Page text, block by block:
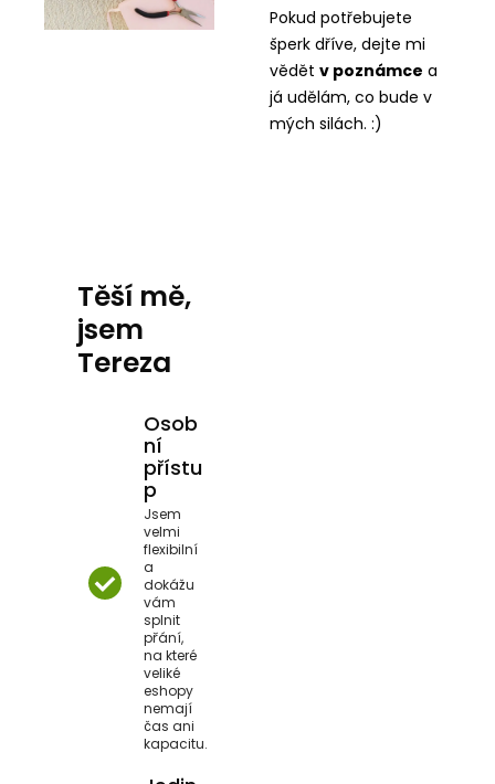
Pokud potřebujete
šperk dříve, dejte mi
vědět v poznámce a
já udělám, co bude v
mých silách. :)
Těší mě,
jsem
Tereza
Osob
ní
přístu
p
Jsem
velmi
flexibilní
a
dokážu
vám
splnit
přání,
na které
veliké
eshopy
nemají
čas ani
kapacitu.